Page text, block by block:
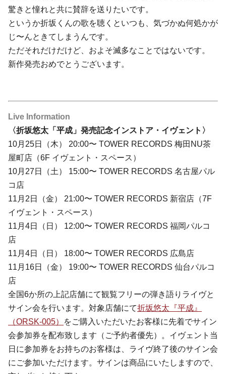
驚きと憧れと共に賛辞を送りたいです。
というか折坂くんの歌を聴くといつも、気づかぬ何処かが
じ〜んときてしまうんです。
ただそれだけだけど、およそ滅多なことではないです。
新作発売おめでとうございます。
Live Information
〈折坂悠太「平成」発売記念インストア・イヴェント〉
10月25日（木） 20:00〜 TOWER RECORDS 梅田NU茶
屋町店（6F イヴェント・スペース）
10月27日（土） 15:00〜 TOWER RECORDS 名古屋パル
コ店
11月2日（金） 21:00〜 TOWER RECORDS 新宿店（7F
イヴェント・スペース）
11月4日（日） 12:00〜 TOWER RECORDS 福岡パルコ
店
11月4日（日） 18:00〜 TOWER RECORDS 広島店
11月16日（金） 19:00〜 TOWER RECORDS 仙台パルコ
店
全国6か所の上記店舗にて観覧フリーの弾き語りライヴと
サイン会を行います。対象店舗にて折坂悠太『平成』
（ORSK-005）
をご購入いただいたお客様に先着でサイン
会参加券を配布致します（ご予約者優先）。イヴェント当
日に参加券をお持ちのお客様は、ライヴ終了後のサイン会
にご参加いただけます。サインは商品にいたしますので、